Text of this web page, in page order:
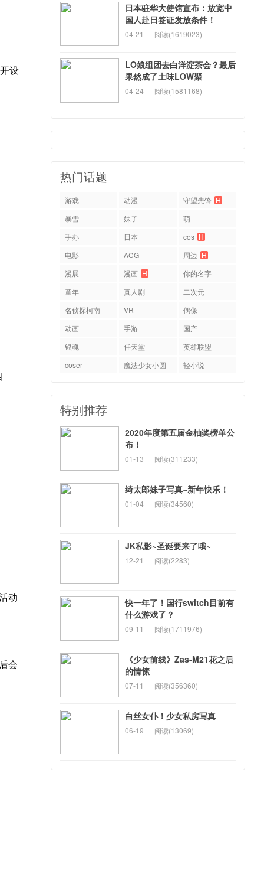
设
动
会
日本驻华大使馆宣布：放宽中
国人赴日签证发放条件！
04-21 阅读(1619023)
LO娘组团去白洋淀茶会？最后
果然成了土味LOW聚
04-24 阅读(1581168)
热门话题
游戏 动漫 守望先锋 H
暴雪
妹子
萌
手办
日本 cos H
电影
ACG 周边 H
漫展
漫画 H
你的名字
童年
真人剧
二次元
名侦探柯南
VR
偶像
动画
手游
国产
银魂
任天堂
英雄联盟
coser
魔法少女小圆 轻小说
特别推荐
2020年度第五届金柚奖榜单公
布！
01-13 阅读(311233)
绮太郎妹子写真~新年快乐！
01-04 阅读(34560)
JK私影~圣诞要来了哦~
12-21 阅读(2283)
快一年了！国行switch目前有
什么游戏了？
09-11 阅读(1711976)
《少女前线》Zas-M21花之后
的情愫
07-11 阅读(356360)
白丝女仆！少女私房写真
06-19 阅读(13069)